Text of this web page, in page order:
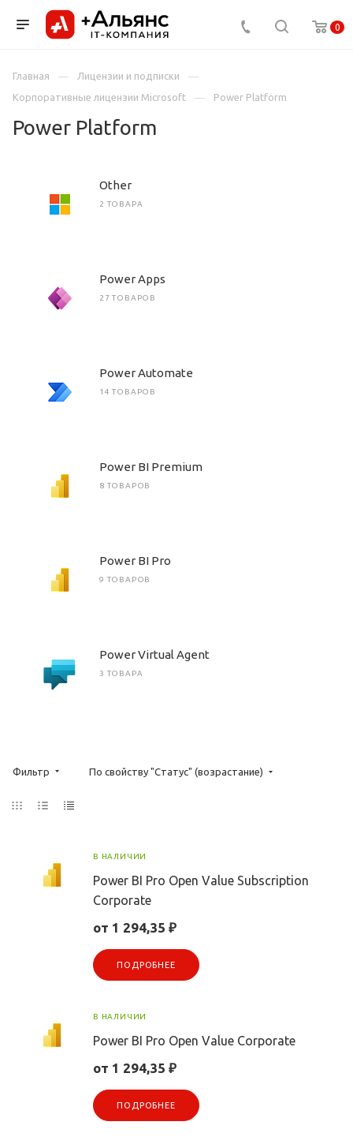
0
Главная
Лицензии и подписки
Корпоративные лицензии Microsoft
Power Platform
Power Platform
Other
2 ТОВАРА
Power Apps
27 ТОВАРОВ
Power Automate
14 ТОВАРОВ
Power BI Premium
8 ТОВАРОВ
Power BI Pro
9 ТОВАРОВ
Power Virtual Agent
3 ТОВАРА
Фильтр По свойству "Статус" (возрастание)
В НАЛИЧИИ
Power BI Pro Open Value Subscription
Corporate
от 1 294,35 ₽
ПОДРОБНЕЕ
В НАЛИЧИИ
Power BI Pro Open Value Corporate
от 1 294,35 ₽
ПОДРОБНЕЕ